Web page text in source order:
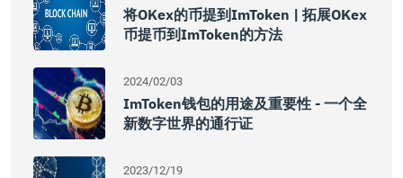
将OKex的币提到imToken | 拓展OKex
币提币到imToken的方法
2024/02/03
ImToken钱包的用途及重要性 - 一个全
新数字世界的通行证
2023/12/19